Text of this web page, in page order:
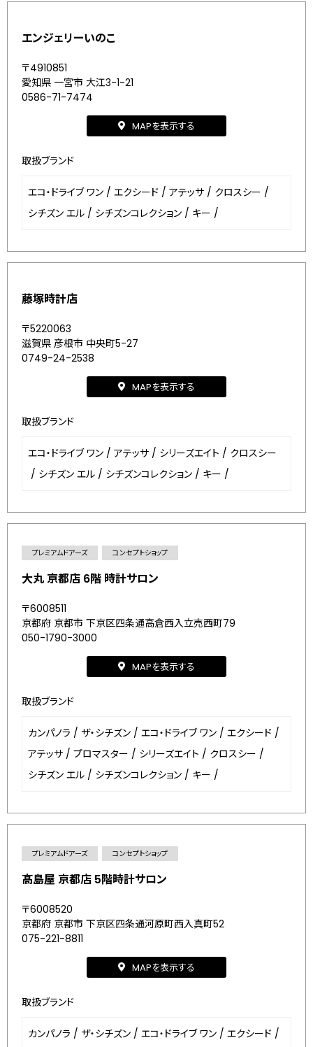
エンジェリーいのこ
〒4910851
愛知県 一宮市 大江3-1-21
0586-71-7474
MAPを表示する
取扱ブランド
エコ・ドライブ ワン / エクシード / アテッサ / クロスシー /
シチズン エル / シチズンコレクション / キー /
藤塚時計店
〒5220063
滋賀県 彦根市 中央町5-27
0749-24-2538
MAPを表示する
取扱ブランド
エコ・ドライブ ワン / アテッサ / シリーズエイト / クロスシー
/ シチズン エル / シチズンコレクション / キー /
プレミアムドアーズ コンセプトショップ
大丸 京都店 6階 時計サロン
〒6008511
京都府 京都市 下京区四条通高倉西入立売西町79
050-1790-3000
MAPを表示する
取扱ブランド
カンパノラ / ザ・シチズン / エコ・ドライブ ワン / エクシード /
アテッサ / プロマスター / シリーズエイト / クロスシー /
シチズン エル / シチズンコレクション / キー /
プレミアムドアーズ コンセプトショップ
髙島屋 京都店 5階時計サロン
〒6008520
京都府 京都市 下京区四条通河原町西入真町52
075-221-8811
MAPを表示する
取扱ブランド
カンパノラ / ザ・シチズン / エコ・ドライブ ワン / エクシード /